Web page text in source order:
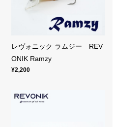
レヴォニック ラムジー REV
ONIK Ramzy
¥2,200